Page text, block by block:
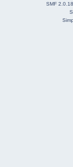
SMF 2.0.18